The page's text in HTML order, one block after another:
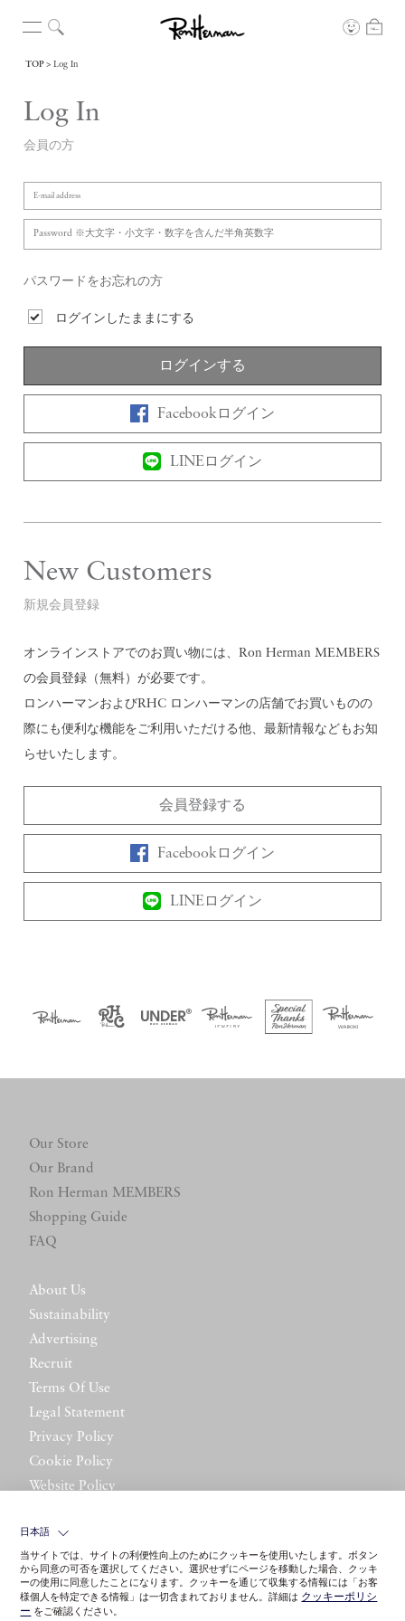
TOP Log In
Log In
会員の方
パスワードをお忘れの方
ログインしたままにする
ログインする
Facebookログイン
LINEログイン
New Customers
新規会員登録
オンラインストアでのお買い物には、Ron Herman MEMBERS
の会員登録（無料）が必要です。
ロンハーマンおよびRHC ロンハーマンの店舗でお買いものの
際にも便利な機能をご利用いただける他、最新情報などもお知
らせいたします。
会員登録する
Facebookログイン
LINEログイン
Our Store
Our Brand
Ron Herman MEMBERS
Shopping Guide
FAQ
About Us
Sustainability
Advertising
Recruit
Terms Of Use
Legal Statement
Privacy Policy
Cookie Policy
Website Policy
日本語
当サイトでは、サイトの利便性向上のためにクッキーを使用いたします。ボタン
から同意の可否を選択してください。選択せずにページを移動した場合、クッキ
ーの使用に同意したことになります。クッキーを通じて収集する情報には「お客
様個人を特定できる情報」は一切含まれておりません。詳細は クッキーポリシ
ー をご確認ください。